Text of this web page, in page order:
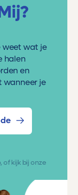
weet wat je
halen
en
wanneer je
, of kijk bij onze